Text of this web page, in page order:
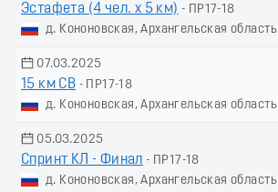
Эстафета (4 чел. х 5 км) - ПР17-18
д. Кононовская, Архангельская область
07.03.2025
15 км СВ - ПР17-18
д. Кононовская, Архангельская область
05.03.2025
Спринт КЛ - Финал - ПР17-18
д. Кононовская, Архангельская область